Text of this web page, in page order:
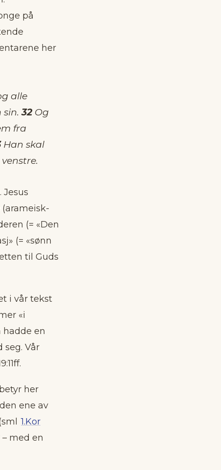
på
her
alle
sin.32Og
fra
Han skal
Jesus
(= «Den
(= «sønn
til Guds
i vår tekst
«i
hadde en
seg. Vår
her
ene av
1.Kor
med en